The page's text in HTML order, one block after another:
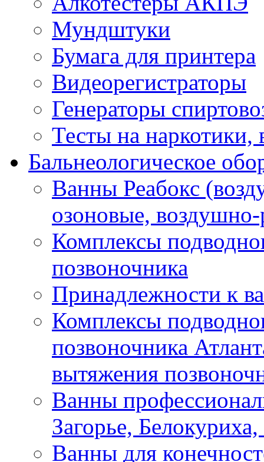
Мундштуки
Бумага для принтера
Видеорегистраторы
Генераторы
Тесты на
Бальнеологическое
Ванны Реабокс
озоновые,
Комплексы
позвоночника
Принадлежности к
Комплексы
позвоночника
вытяжения
Ванны
Загорье,
Ванны для